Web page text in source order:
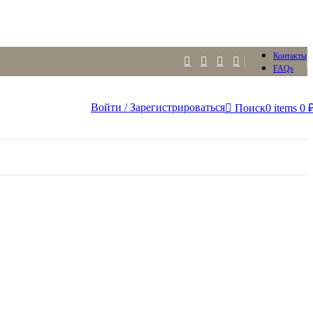
Контакты
FAQs
Войти / Зарегистрироваться Поиск0 items 0